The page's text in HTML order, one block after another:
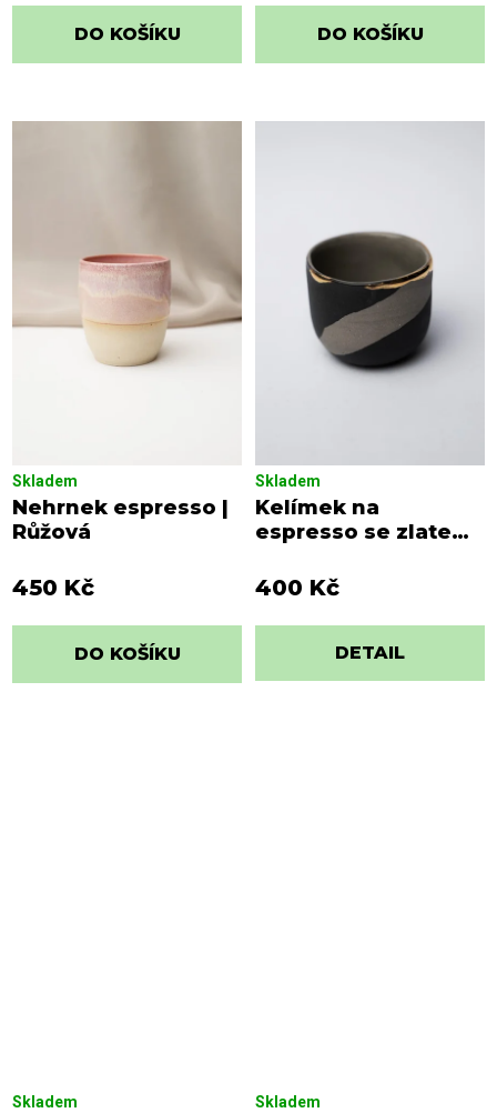
DO KOŠÍKU DO KOŠÍKU
Nehrnek espresso |
Růžová
Skladem
450 Kč
DO KOŠÍKU
Kelímek na
espresso se zlatem |
Skladem
400 Kč
DETAIL
Skladem Skladem